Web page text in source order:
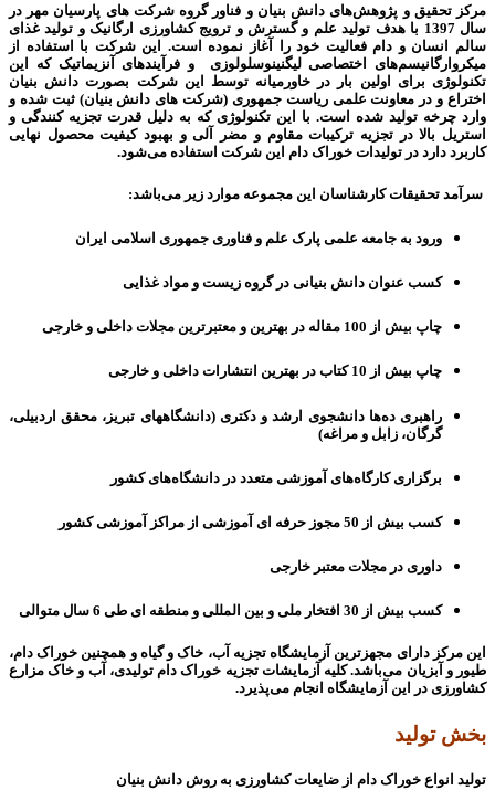
مرکز تحقیق و پژوهش‌های دانش بنیان و فناور گروه شرکت های پارسیان مهر در
سال 1397 با هدف تولید علم و گسترش و ترویج کشاورزی ارگانیک و تولید غذای
سالم انسان و دام فعالیت خود را آغاز نموده است. این شرکت با استفاده از
میکروارگانیسم­‌های اختصاصی لیگنینوسلولوزی و فرآیندهای آنزیماتیککه این
تکنولوژی برای اولین بار در خاورمیانه توسط این شرکت بصورت دانش بنیان
اختراع و در معاونت علمی ریاست جمهوری (شرکت های دانش بنیان) ثبت شده و
وارد چرخه تولید شده است. با این تکنولوژی که به دلیل قدرت تجزیه کنندگی و
استریل بالا در تجزیه ترکیبات مقاوم و مضر آلی و بهبود کیفیت محصول نهایی
کاربرد دارد در تولیدات خوراک دام این شرکت استفاده می­‌شود.
سرآمد تحقیقات کارشناسان این مجموعه موارد زیر می‌­باشد:
ورود به جامعه علمی پارک علم و فناوری جمهوری اسلامی ایران
کسب عنوان دانش بنیانی در گروه زیست و مواد غذایی
چاپ بیش از 100 مقاله در بهترین و معتبرترین مجلات داخلی و خارجی
چاپ بیش از 10 کتاب در بهترین انتشارات داخلی و خارجی
راهبری ده‌ها دانشجوی ارشد و دکتری (دانشگاه­های تبریز، محقق اردبیلی،
گرگان، زابل و مراغه)
برگزاری کارگاه­‌های آموزشی متعدد در دانشگاه­‌های کشور
کسب بیش از 50 مجوز حرفه ای آموزشی از مراکز آموزشی کشور
داوری در مجلات معتبر خارجی
کسب بیش از 30 افتخار ملی و بین المللی و منطقه ای طی 6 سال متوالی
این مرکز دارای مجهزترین آزمایشگاه تجزیه آب، خاک و گیاه و همچنین خوراک دام،
طیور و آبزیان می‌باشد. کلیه آزمایشات تجزیه خوراک دام تولیدی، آب و خاک مزارع
کشاورزی در این آزمایشگاه انجام می‌­پذیرد.
بخش تولید
تولید انواع خوراک دام از ضایعات کشاورزی به روش دانش بنیان